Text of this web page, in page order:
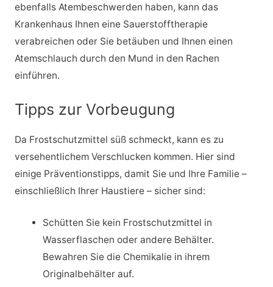
ebenfalls Atembeschwerden haben, kann das
Krankenhaus Ihnen eine Sauerstofftherapie
verabreichen oder Sie betäuben und Ihnen einen
Atemschlauch durch den Mund in den Rachen
einführen.
Tipps zur Vorbeugung
Da Frostschutzmittel süß schmeckt, kann es zu
versehentlichem Verschlucken kommen. Hier sind
einige Präventionstipps, damit Sie und Ihre Familie –
einschließlich Ihrer Haustiere – sicher sind:
Schütten Sie kein Frostschutzmittel in
Wasserflaschen oder andere Behälter.
Bewahren Sie die Chemikalie in ihrem
Originalbehälter auf.